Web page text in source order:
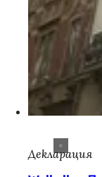
Декларация